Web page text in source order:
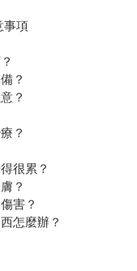
事項
？
？
？
很累？
？
害？
怎麼辦？